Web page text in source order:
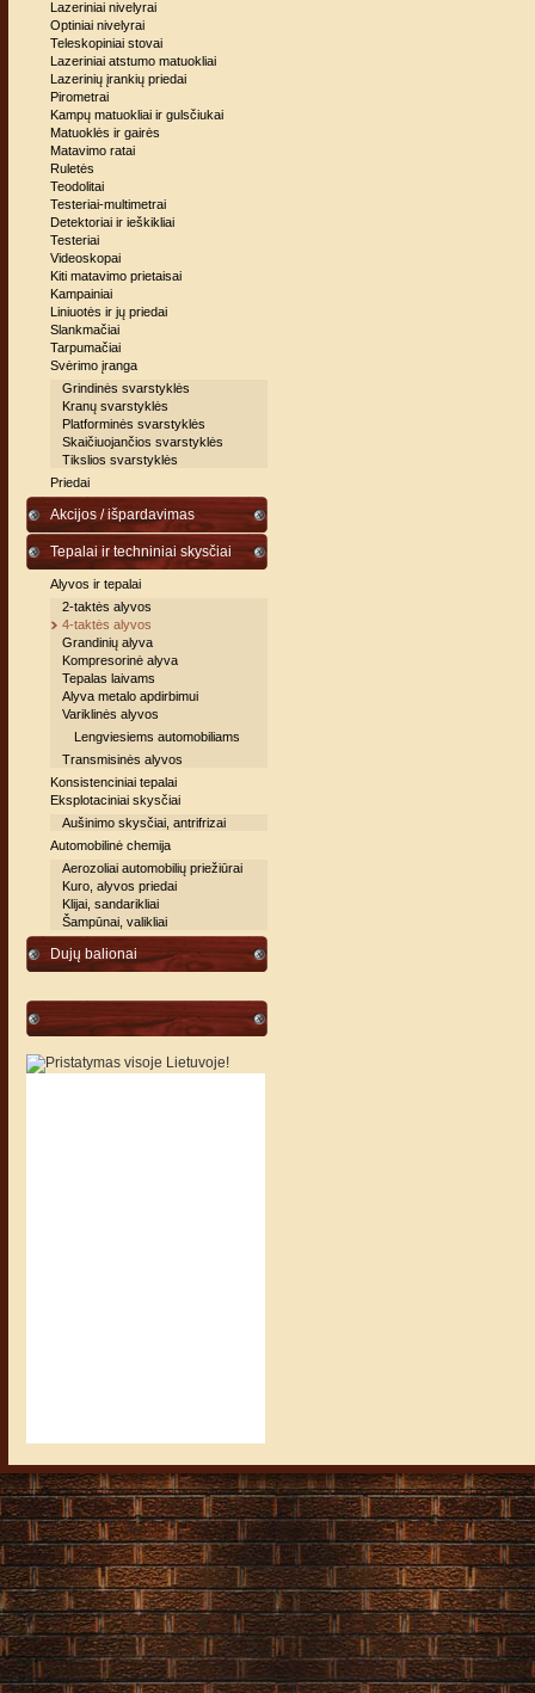
Lazeriniai nivelyrai
Optiniai nivelyrai
Teleskopiniai stovai
Lazeriniai atstumo matuokliai
Lazerinių įrankių priedai
Pirometrai
Kampų matuokliai ir gulsčiukai
Matuoklės ir gairės
Matavimo ratai
Ruletės
Teodolitai
Testeriai-multimetrai
Detektoriai ir ieškikliai
Testeriai
Videoskopai
Kiti matavimo prietaisai
Kampainiai
Liniuotės ir jų priedai
Slankmačiai
Tarpumačiai
Svėrimo įranga
Grindinės svarstyklės
Kranų svarstyklės
Platforminės svarstyklės
Skaičiuojančios svarstyklės
Tikslios svarstyklės
Priedai
Akcijos / išpardavimas
Tepalai ir techniniai skysčiai
Alyvos ir tepalai
2-taktės alyvos
4-taktės alyvos
Grandinių alyva
Kompresorinė alyva
Tepalas laivams
Alyva metalo apdirbimui
Variklinės alyvos
Lengviesiems automobiliams
Transmisinės alyvos
Konsistenciniai tepalai
Eksplotaciniai skysčiai
Aušinimo skysčiai, antrifrizai
Automobilinė chemija
Aerozoliai automobilių priežiūrai
Kuro, alyvos priedai
Klijai, sandarikliai
Šampūnai, valikliai
Dujų balionai